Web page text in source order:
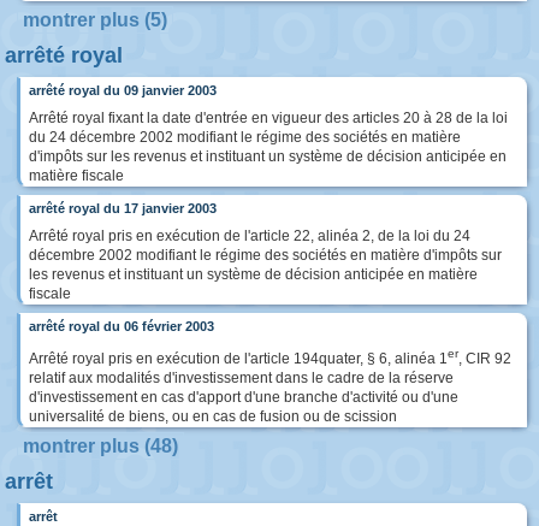
montrer plus (5)
arrêté royal
arrêté royal du 09 janvier 2003
Arrêté royal fixant la date d'entrée en vigueur des articles 20 à 28 de la loi
du 24 décembre 2002 modifiant le régime des sociétés en matière
d'impôts sur les revenus et instituant un système de décision anticipée en
matière fiscale
arrêté royal du 17 janvier 2003
Arrêté royal pris en exécution de l'article 22, alinéa 2, de la loi du 24
décembre 2002 modifiant le régime des sociétés en matière d'impôts sur
les revenus et instituant un système de décision anticipée en matière
fiscale
arrêté royal du 06 février 2003
Arrêté royal pris en exécution de l'article 194quater, § 6, alinéa 1er, CIR 92
relatif aux modalités d'investissement dans le cadre de la réserve
d'investissement en cas d'apport d'une branche d'activité ou d'une
universalité de biens, ou en cas de fusion ou de scission
montrer plus (48)
arrêt
arrêt